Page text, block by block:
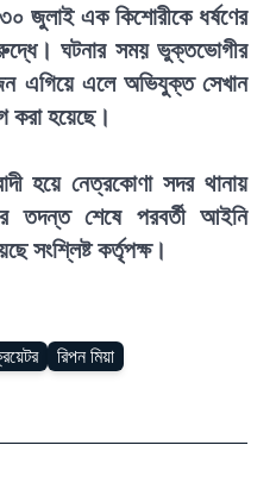
জুলাই এক কিশোরীকে ধর্ষণের
ঘটনার সময় ভুক্তভোগীর
এগিয়ে এলে অভিযুক্ত সেখান
করা হয়েছে।
হয়ে নেত্রকোণা সদর থানায়
তদন্ত শেষে পরবর্তী আইনি
সংশ্লিষ্ট কর্তৃপক্ষ।
রিপন মিয়া